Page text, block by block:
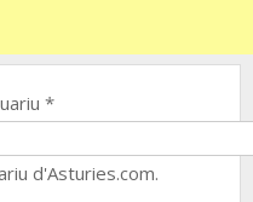
*
d'Asturies.com.